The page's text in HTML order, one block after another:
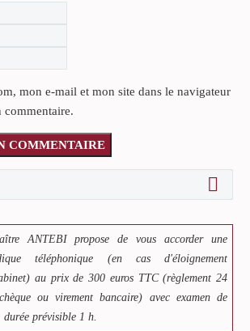
mon e-mail et mon site dans le navigateur
COMMENTAIRE
ANTEBI propose de vous accorder une
téléphonique (en cas d'éloignement
au prix de 300 euros TTC (règlement 24
ou virement bancaire) avec examen de
durée prévisible 1 h.